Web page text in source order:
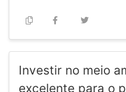
Investir no meio
excelente para o